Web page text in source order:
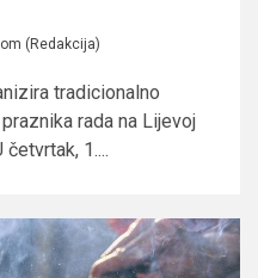
(Redakcija)
tradicionalno
rada na Lijevoj
1....